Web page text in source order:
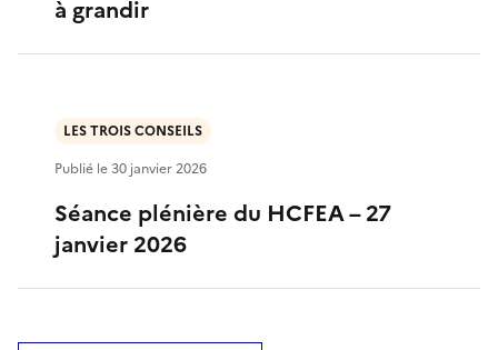
à grandir
Séance plénière du HCFEA – 27
janvier 2026
LES TROIS CONSEILS
Publié le30 janvier 2026